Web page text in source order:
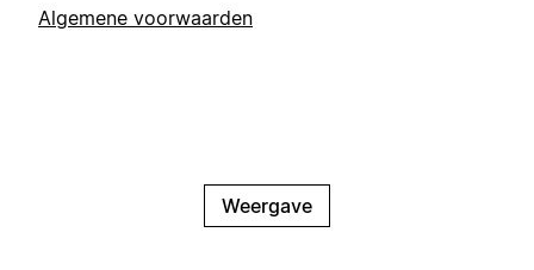
Algemene voorwaarden
Weergave